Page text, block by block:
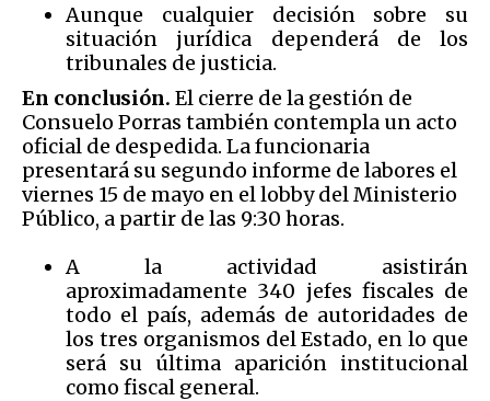
Aunque cualquier decisión sobre su
situación jurídica dependerá de los
tribunales de justicia.
En conclusión. El cierre de la gestión de
Consuelo Porras también contempla un acto
oficial de despedida. La funcionaria
presentará su segundo informe de labores el
viernes 15 de mayo en el lobby del Ministerio
Público, a partir de las 9:30 horas.
A la actividad asistirán
aproximadamente 340 jefes fiscales de
todo el país, además de autoridades de
los tres organismos del Estado, en lo que
será su última aparición institucional
como fiscal general.